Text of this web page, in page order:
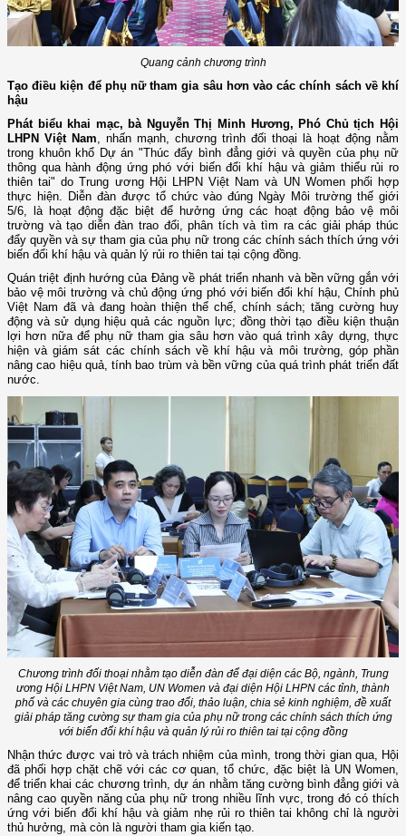
Quang cảnh chương trình
Tạo điều kiện để phụ nữ tham gia sâu hơn vào các chính sách về khí
hậu
Phát biểu khai mạc, bà Nguyễn Thị Minh Hương, Phó Chủ tịch Hội
LHPN Việt Nam, nhấn mạnh, chương trình đối thoại là hoạt động nằm
trong khuôn khổ Dự án "Thúc đẩy bình đẳng giới và quyền của phụ nữ
thông qua hành động ứng phó với biến đổi khí hậu và giảm thiểu rủi ro
thiên tai" do Trung ương Hội LHPN Việt Nam và UN Women phối hợp
thực hiện. Diễn đàn được tổ chức vào đúng Ngày Môi trường thế giới
5/6, là hoạt động đặc biệt để hưởng ứng các hoạt động bảo vệ môi
trường và tạo diễn đàn trao đổi, phân tích và tìm ra các giải pháp thúc
đẩy quyền và sự tham gia của phụ nữ trong các chính sách thích ứng với
biến đổi khí hậu và quản lý rủi ro thiên tai tại cộng đồng.
Quán triệt định hướng của Đảng về phát triển nhanh và bền vững gắn với
bảo vệ môi trường và chủ động ứng phó với biến đổi khí hậu, Chính phủ
Việt Nam đã và đang hoàn thiện thể chế, chính sách; tăng cường huy
động và sử dụng hiệu quả các nguồn lực; đồng thời tạo điều kiện thuận
lợi hơn nữa để phụ nữ tham gia sâu hơn vào quá trình xây dựng, thực
hiện và giám sát các chính sách về khí hậu và môi trường, góp phần
nâng cao hiệu quả, tính bao trùm và bền vững của quá trình phát triển đất
nước.
Chương trình đối thoại nhằm tạo diễn đàn để đại diện các Bộ, ngành, Trung
ương Hội LHPN Việt Nam, UN Women và đại diện Hội LHPN các tỉnh, thành
phố và các chuyên gia cùng trao đổi, thảo luận, chia sẻ kinh nghiệm, đề xuất
giải pháp tăng cường sự tham gia của phụ nữ trong các chính sách thích ứng
với biến đổi khí hậu và quản lý rủi ro thiên tai tại cộng đồng
Nhận thức được vai trò và trách nhiệm của mình, trong thời gian qua, Hội
đã phối hợp chặt chẽ với các cơ quan, tổ chức, đặc biệt là UN Women,
để triển khai các chương trình, dự án nhằm tăng cường bình đẳng giới và
nâng cao quyền năng của phụ nữ trong nhiều lĩnh vực, trong đó có thích
ứng với biến đổi khí hậu và giảm nhẹ rủi ro thiên tai không chỉ là người
thủ hưởng, mà còn là người tham gia kiến tạo.